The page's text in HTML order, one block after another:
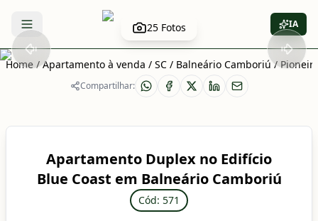
Abrir menu IA
25 Fotos
Home / Apartamento à venda / SC / Balneário Camboriú /
Compartilhar:
Apartamento Duplex no Edifício
Blue Coast em Balneário Camboriú
Cód: 571